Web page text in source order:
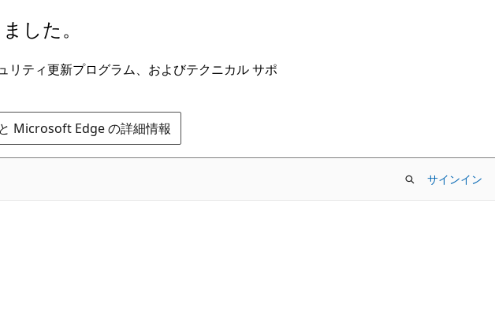
した。
ティ更新プログラム、およびテクニカル サポ
Microsoft Edge の詳細情報
サインイン